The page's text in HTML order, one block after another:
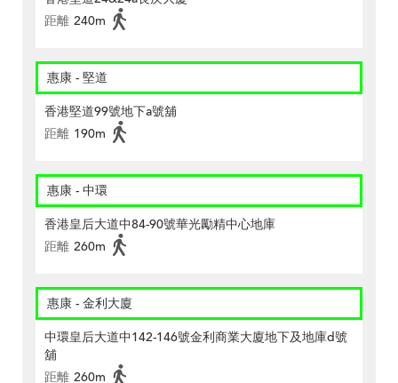
距離 240m
惠康 - 堅道
香港堅道99號地下a號舖
距離 190m
惠康 - 中環
香港皇后大道中84-90號華光勵精中心地庫
距離 260m
惠康 - 金利大廈
中環皇后大道中142-146號金利商業大廈地下及地庫d號
舖
距離 260m